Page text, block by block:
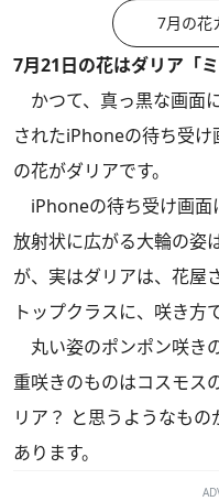
7月の花
7月21日の花はダリア「ミ
かつて、真っ黒な画面
されたiPhoneの待ち受
の花がダリアです。
iPhoneの待ち受け画面
放射状に広がる大輪の姿
が、実はダリアは、花屋
トップクラスに、咲き方
丸い姿のポンポン咲き
重咲きのものはコスモス
リア？ と思うようなも
あります。